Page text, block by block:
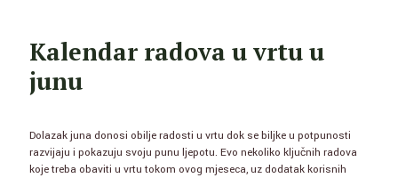
Kalendar radova u vrtu u
junu
Dolazak juna donosi obilje radosti u vrtu dok se biljke u potpunosti
razvijaju i pokazuju svoju punu ljepotu. Evo nekoliko ključnih radova
koje treba obaviti u vrtu tokom ovog mjeseca, uz dodatak korisnih